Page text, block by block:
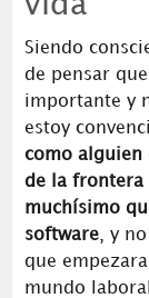
Siendo
de pensar
importante y
estoy
como alguien
de la frontera
muchísimo
software, y
que
mundo laboral.